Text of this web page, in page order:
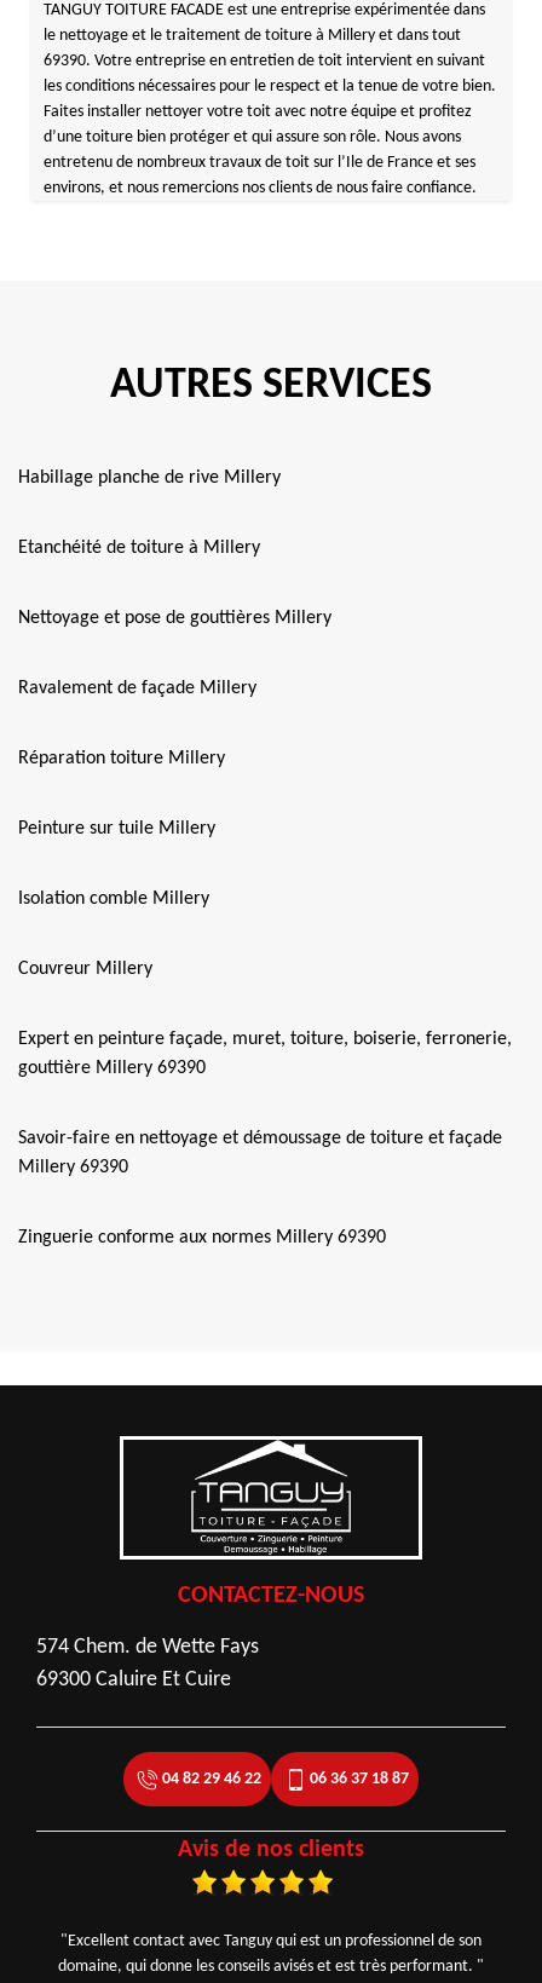
TANGUY TOITURE FACADE est une entreprise expérimentée dans
le nettoyage et le traitement de toiture à Millery et dans tout
69390. Votre entreprise en entretien de toit intervient en suivant
les conditions nécessaires pour le respect et la tenue de votre bien.
Faites installer nettoyer votre toit avec notre équipe et profitez
d’une toiture bien protéger et qui assure son rôle. Nous avons
entretenu de nombreux travaux de toit sur l’Ile de France et ses
environs, et nous remercions nos clients de nous faire confiance.
AUTRES SERVICES
Habillage planche de rive Millery
Etanchéité de toiture à Millery
Nettoyage et pose de gouttières Millery
Ravalement de façade Millery
Réparation toiture Millery
Peinture sur tuile Millery
Isolation comble Millery
Couvreur Millery
Expert en peinture façade, muret, toiture, boiserie, ferronerie,
gouttière Millery 69390
Savoir-faire en nettoyage et démoussage de toiture et façade
Millery 69390
Zinguerie conforme aux normes Millery 69390
CONTACTEZ-NOUS
574 Chem. de Wette Fays
69300 Caluire Et Cuire
04 82 29 46 22 06 36 37 18 87
Avis de nos clients
"Excellent contact avec Tanguy qui est un professionnel de son
domaine, qui donne les conseils avisés et est très performant. "